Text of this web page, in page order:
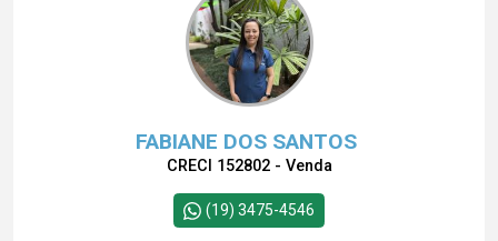
FABIANE DOS SANTOS
CRECI 152802 - Venda
(19) 3475-4546